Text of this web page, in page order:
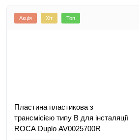
Акція Хіт Топ
Пластина пластикова з
трансмісією типу B для інсталяції
ROCA Duplo AV0025700R